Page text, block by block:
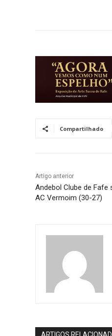
Compartilhado
Artigo anterior
Andebol Clube de
AC Vermoim (30-27)